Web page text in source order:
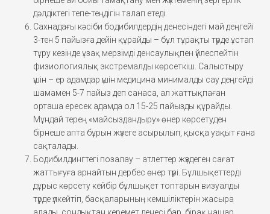
дәлдіктегі тепе-теңдігін талап етеді.
Сахнадағы кәсіби бодибилдердің денесіндегі май деңгейі
3-тен 5 пайызға дейін құрайды – бұл тұрақты түрде ұстап
тұру кезінде ұзақ мерзімді денсаулықпен үйлеспейтін
физиологиялық экстремалды көрсеткіш. Салыстыру
үшін – ер адамдар үшін медицина минималды сау деңгейді
шамамен 5-7 пайыз деп санаса, ал жаттықпаған
орташа ересек адамда ол 15-25 пайызды құрайды.
Мұндай терең «майсыздандыру» өнер көрсетуден
бірнеше апта бұрын жүзеге асырылып, қысқа уақыт ғана
сақталады.
Бодибилдингтегі позалау – атлеттер жүздеген сағат
жаттығуға арнайтын дербес өнер түрі. Бұлшықеттерді
дұрыс көрсету кейбір бұлшықет топтарын визуалды
түрде үлкейтіп, басқаларының кемшіліктерін жасыра